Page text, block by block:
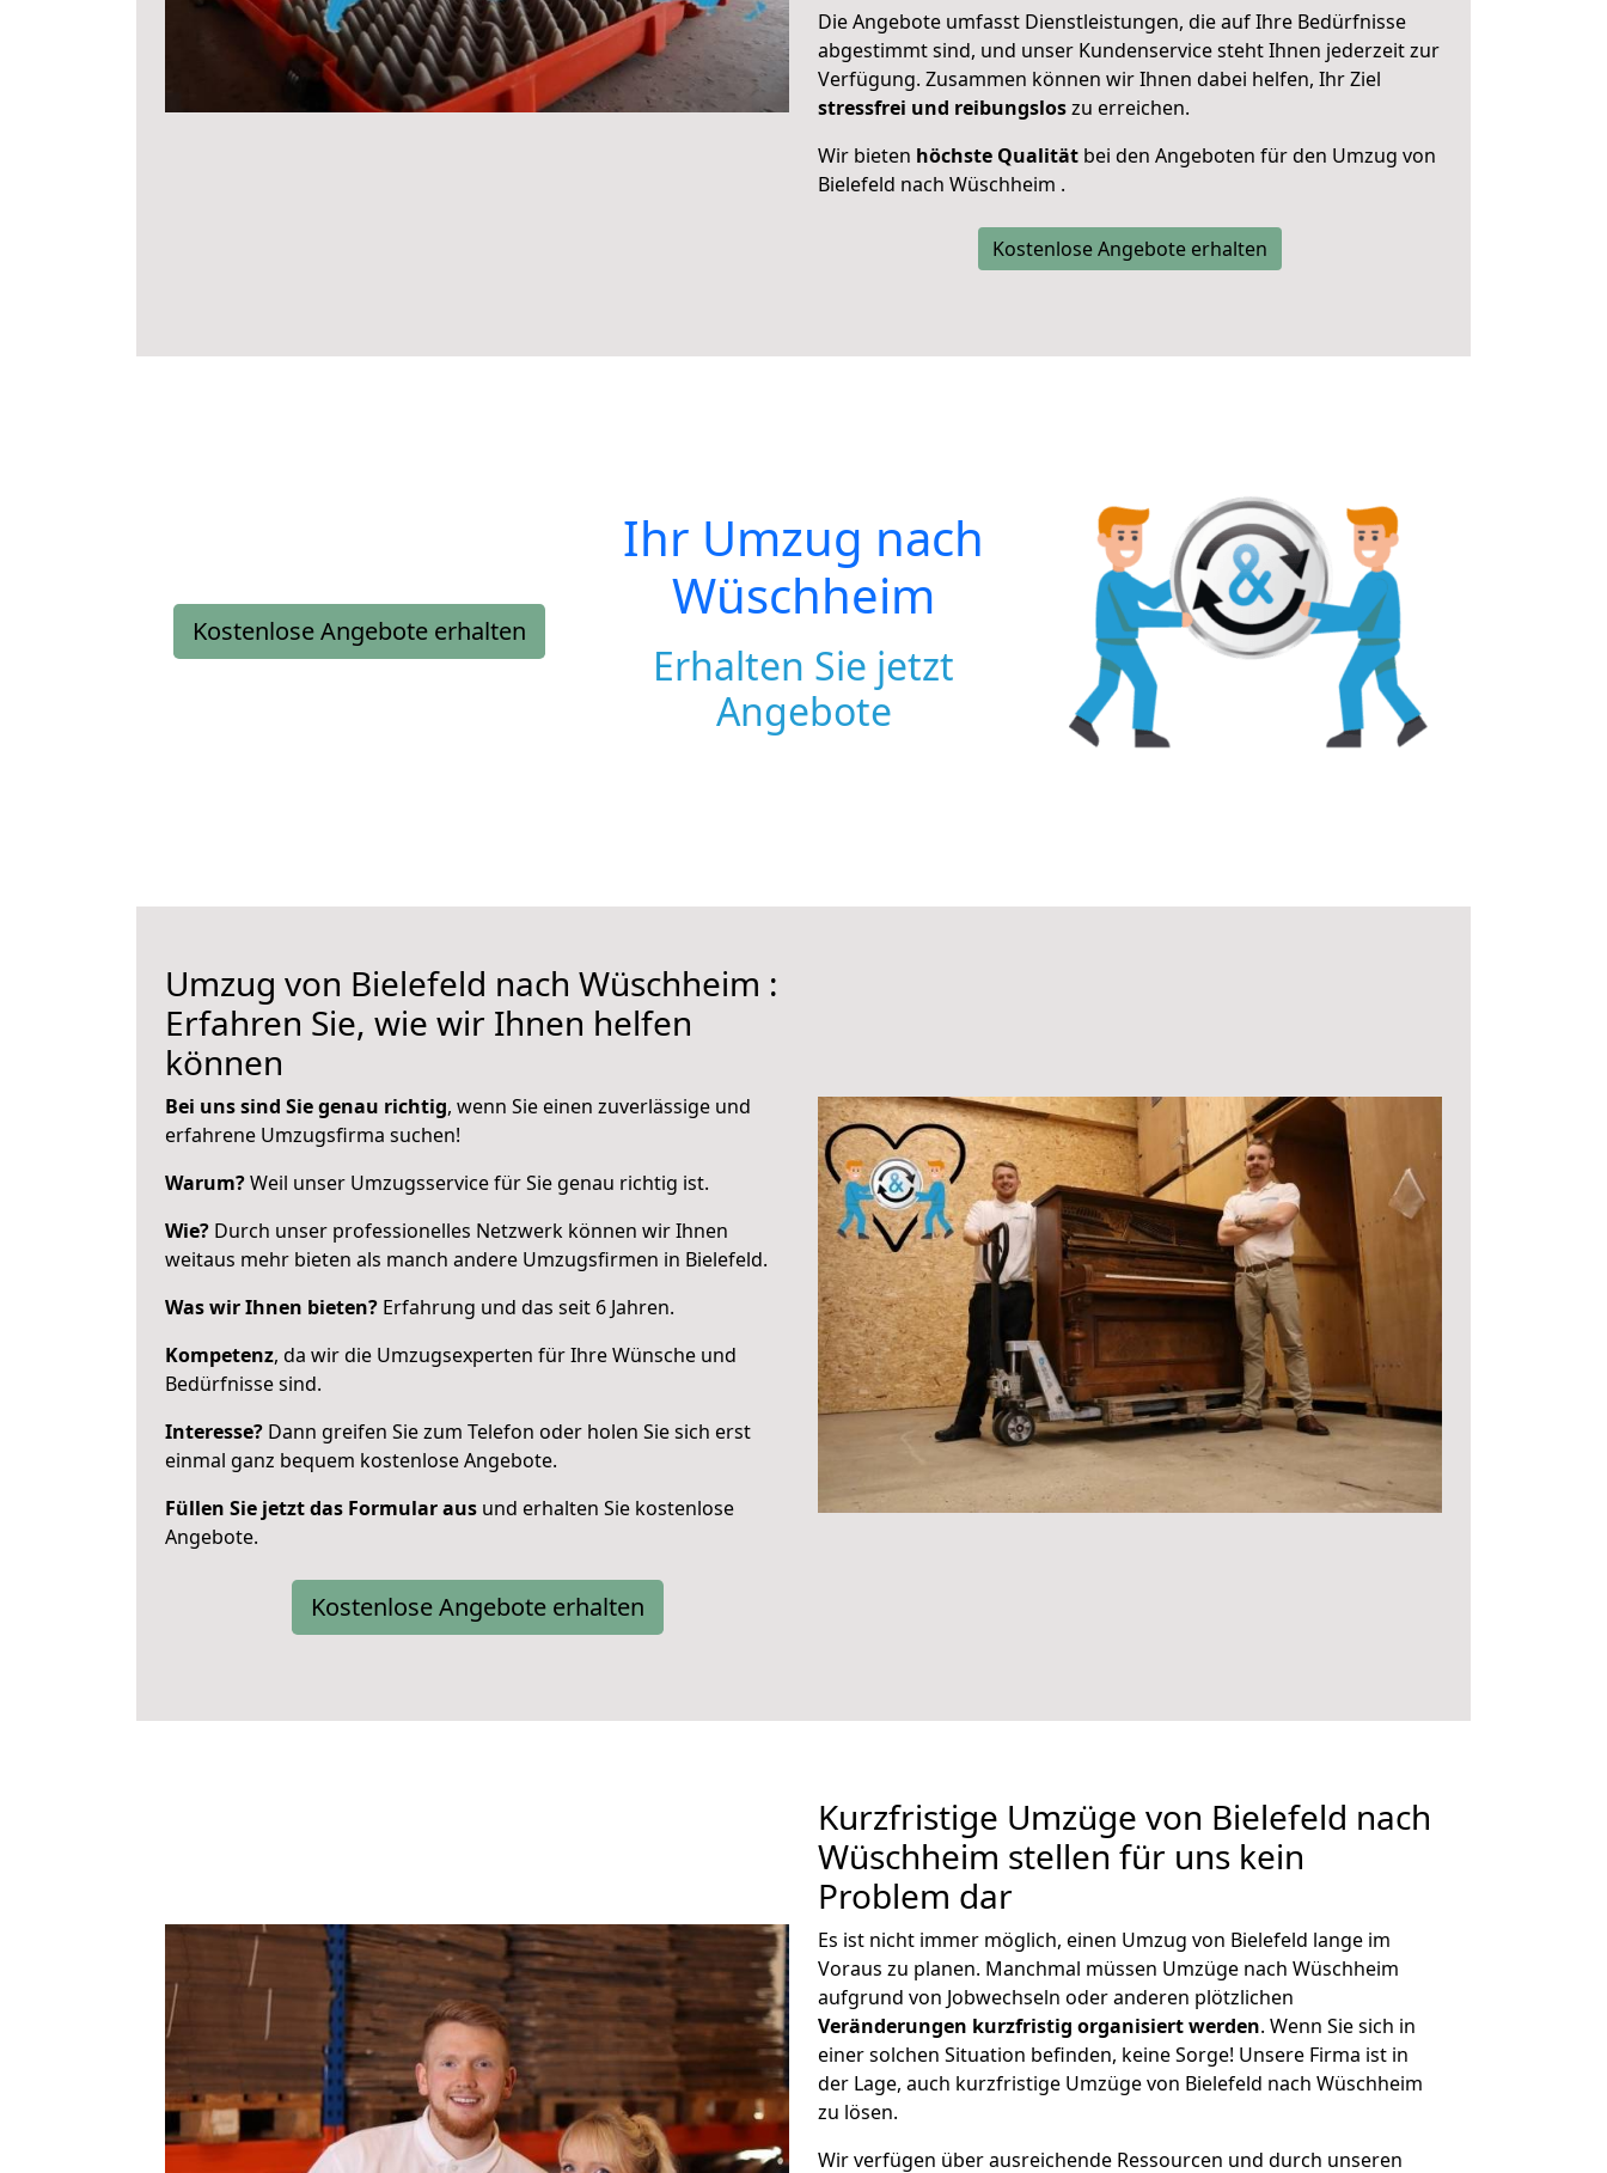
Die Angebote umfasst Dienstleistungen, die auf Ihre Bedürfnisse
abgestimmt sind, und unser Kundenservice steht Ihnen jederzeit zur
Verfügung. Zusammen können wir Ihnen dabei helfen, Ihr Ziel
stressfrei und reibungsloszu erreichen.
Wir bieten höchste Qualität bei den Angeboten für den Umzug von
Bielefeld nach Wüschheim .
Kostenlose Angebote erhalten
Kostenlose Angebote erhalten
Ihr Umzug nach
Wüschheim
Erhalten Sie jetzt
Angebote
Umzug von Bielefeld nach Wüschheim :
Erfahren Sie, wie wir Ihnen helfen
können
Bei uns sind Sie genau richtig, wenn Sie einen zuverlässige und
erfahrene Umzugsfirma suchen!
Warum?Weil unser Umzugsservice für Sie genau richtig ist.
Wie? Durch unser professionelles Netzwerk können wir Ihnen
weitaus mehr bieten als manch andere Umzugsfirmen in Bielefeld.
Was wir Ihnen bieten? Erfahrung und das seit 6 Jahren.
Kompetenz, da wir die Umzugsexperten für Ihre Wünsche und
Bedürfnisse sind.
Interesse? Dann greifen Sie zum Telefon oder holen Sie sich erst
einmal ganz bequem kostenlose Angebote.
Füllen Sie jetzt das Formular aus und erhalten Sie kostenlose
Angebote.
Kostenlose Angebote erhalten
Kurzfristige Umzüge von Bielefeld nach
Wüschheim stellen für uns kein
Problem dar
Es ist nicht immer möglich, einen Umzug von Bielefeld lange im
Voraus zu planen. Manchmal müssen Umzüge nach Wüschheim
aufgrund von Jobwechseln oder anderen plötzlichen
Veränderungen kurzfristig organisiert werden. Wenn Sie sich in
einer solchen Situation befinden, keine Sorge! Unsere Firma ist in
der Lage, auch kurzfristige Umzüge von Bielefeld nach Wüschheim
zu lösen.
Wir verfügen über ausreichende Ressourcen und durch unseren